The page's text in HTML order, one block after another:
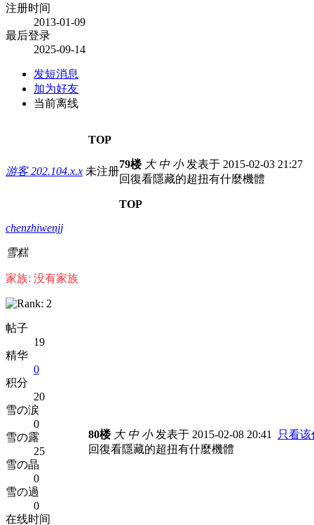
注册时间
2013-01-09
最后登录
2025-09-14
发短消息
加为好友
当前离线
TOP
游客202.104.x.x 未注册
79楼 大 中 小发表于 2015-02-03 21:27
回復看隱藏的超扭有什麼機體
TOP
chenzhiwenjj
雪糕
家族: 没有家族
帖子
19
精华
0
积分
20
雪の涙
0
雪の露
25
雪の晶
0
雪の過
0
在线时间
80楼 大 中 小发表于 2015-02-08 20:41
只看该
回復看隱藏的超扭有什麼機體